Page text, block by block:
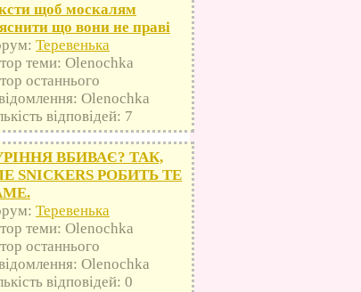
щоб москалям
що вони не праві
Теревенька
теми: Olenochka
останнього
Olenochka
відповідей: 7
ВБИВАЄ? ТАК,
SNICKERS РОБИТЬ ТЕ
Теревенька
теми: Olenochka
останнього
Olenochka
відповідей: 0